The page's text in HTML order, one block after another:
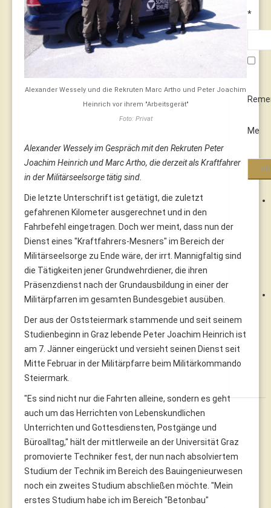
*
Me
Alexander Wessely und die Rekruten Marc Artho und Peter Joachim
Heinrich vor ihrem "Arbeitsgerät"
Foto: Privat
Alexander Wessely im Gespräch mit den Rekruten Peter
Joachim Heinrich und Marc Artho, die derzeit als Kraftfahrer
in der Militärseelsorge tätig sind.
Die letzte Unterschrift ist getätigt, die zuletzt
gefahrenen Kilometer ausgerechnet und in den
Fahrbefehl eingetragen. Doch wer meint, dass nun der
Dienst eines "Kraftfahrers-Mesners" im Bereich der
Militärseelsorge zu Ende wäre, der irrt. Mannigfaltig sind
die Tätigkeiten jener Grundwehrdiener, die ihren
Präsenzdienst nach der Grundausbildung in einer der
Militärpfarren im gesamten Bundesgebiet ausüben.
Der aus der Oststeiermark stammende und seit seinem
Studienbeginn in Graz lebende Peter Joachim Heinrich ist
am 7. Jänner eingerückt und versieht seinen Dienst seit
Mitte Februar in der Militärpfarre beim Militärkommando
Steiermark.
"Es sind nicht nur die Fahrten alleine, sondern es geht
auch um das Herrichten von Lebenskundlichen
Unterrichten und Gottesdiensten, Postgänge und
Büroalltag," hält der mittlerweile an der Universität Graz
promovierte Techniker fest, der nun nach absolviertem
Studium der Technik im Bereich des Bauingenieurwesen
noch ein zweites Studium abschließen möchte. "Mein
erstes Studium habe ich im Bereich "Betonbau"